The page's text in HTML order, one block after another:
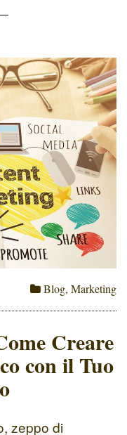
Blog, Marketing
Creare
con il Tuo
zeppo di